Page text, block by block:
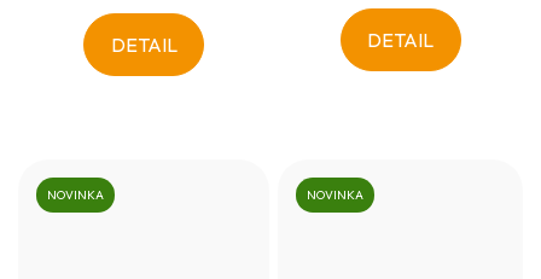
DETAIL DETAIL
NOVINKA NOVINKA